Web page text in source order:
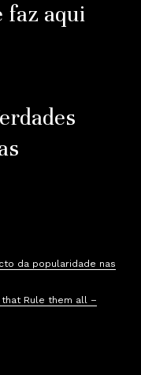
faz aqui
da popularidade nas
that Rule them all –